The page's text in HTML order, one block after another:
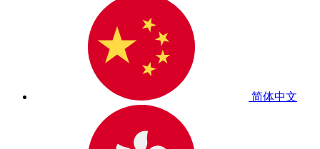
简体中文